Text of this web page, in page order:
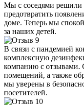
Мы с соседями решили
предотвратить
доме. Теперь мы
за наших детей.
В связи с пандемией
комплексную
компанию с
помещений, а также
мы уверены в
посетителей.